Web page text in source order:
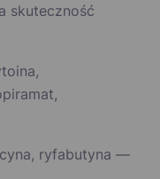
skuteczność
ryfabutyna —